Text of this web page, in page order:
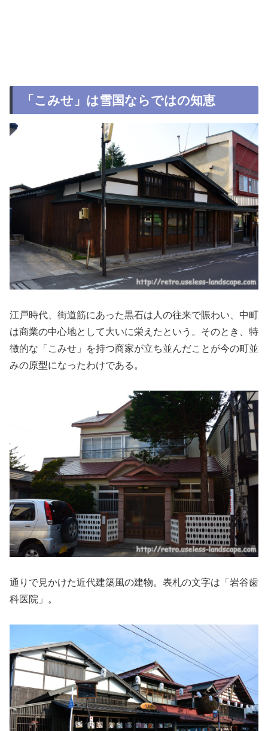
「こみせ」は雪国ならではの知恵
江戸時代、街道筋にあった黒石は人の往来で賑わい、中町
は商業の中心地として大いに栄えたという。そのとき、特
徴的な「こみせ」を持つ商家が立ち並んだことが今の町並
みの原型になったわけである。
通りで見かけた近代建築風の建物。表札の文字は「岩谷歯
科医院」。